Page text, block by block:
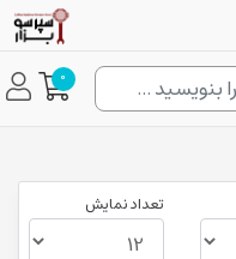
0
تعداد نمایش